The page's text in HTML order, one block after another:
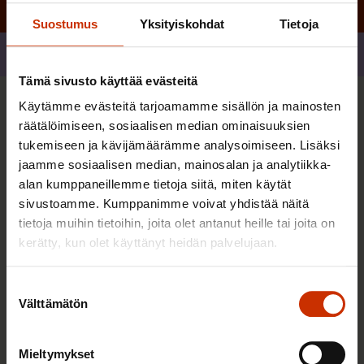
Suostumus Yksityiskohdat Tietoja
Tämä sivusto käyttää evästeitä
Käytämme evästeitä tarjoamamme sisällön ja mainosten
räätälöimiseen, sosiaalisen median ominaisuuksien
tukemiseen ja kävijämäärämme analysoimiseen. Lisäksi
jaamme sosiaalisen median, mainosalan ja analytiikka-
alan kumppaneillemme tietoja siitä, miten käytät
sivustoamme. Kumppanimme voivat yhdistää näitä
tietoja muihin tietoihin, joita olet antanut heille tai joita on
kerätty, kun olet käyttänyt heidän palvelujaan.
valinta
Välttämätön
Mieltymykset
Sinua saattaa myös kiinnostaa